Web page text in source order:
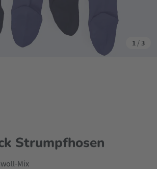
1 / 3
Strumpfhosen
Mix